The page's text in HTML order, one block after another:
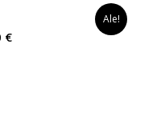
€Nykyinen
Ale!